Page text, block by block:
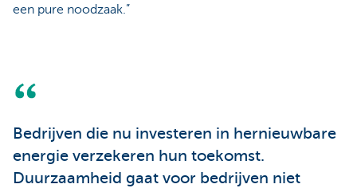
een pure noodzaak.”
Bedrijven die nu investeren in hernieuwbare
energie verzekeren hun toekomst.
Duurzaamheid gaat voor bedrijven niet